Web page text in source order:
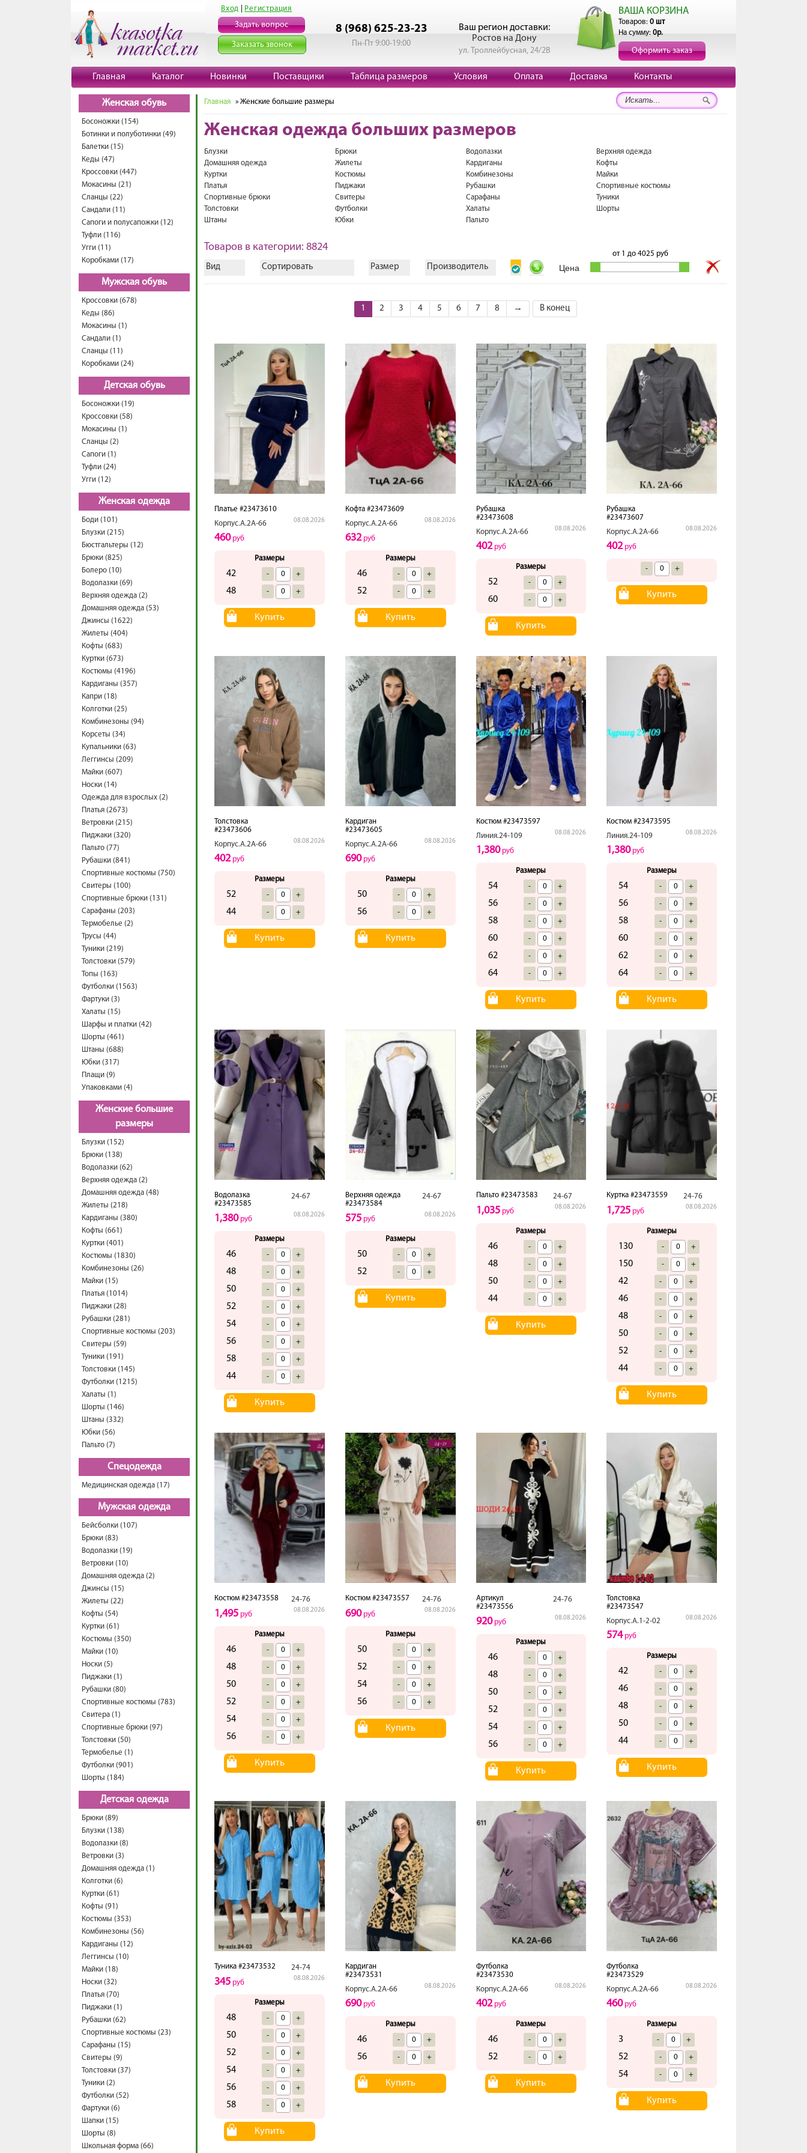
Вход Регистрация
Задать вопрос
Заказать звонок
8 (968) 625-23-23
Пн-Пт 9:00-19:00
Ваш регион доставки:
Ростов на Дону
ул. Троллейбусная, 24/2В
ВАША КОРЗИНА
Товаров: 0 шт
На сумму: 0р.
Оформить заказ
Главная Каталог Новинки Поставщики Таблица размеров Условия Оплата Доставка Контакты
Женская обувь
Босоножки (154)
Ботинки и полуботинки (49)
Балетки (15)
Кеды (47)
Кроссовки (447)
Мокасины (21)
Сланцы (22)
Сандали (11)
Сапоги и полусапожки (12)
Туфли (116)
Угги (11)
Коробками (17)
Мужская обувь
Кроссовки (678)
Кеды (86)
Мокасины (1)
Сандали (1)
Сланцы (11)
Коробками (24)
Детская обувь
Босоножки (19)
Кроссовки (58)
Мокасины (1)
Сланцы (2)
Сапоги (1)
Туфли (24)
Угги (12)
Женская одежда
Боди (101)
Блузки (215)
Бюстгальтеры (12)
Брюки (825)
Болеро (10)
Водолазки (69)
Верхняя одежда (2)
Домашняя одежда (53)
Джинсы (1622)
Жилеты (404)
Кофты (683)
Куртки (673)
Костюмы (4196)
Кардиганы (357)
Капри (18)
Колготки (25)
Комбинезоны (94)
Корсеты (34)
Купальники (63)
Леггинсы (209)
Майки (607)
Носки (14)
Одежда для взрослых (2)
Платья (2673)
Ветровки (215)
Пиджаки (320)
Пальто (77)
Рубашки (841)
Спортивные костюмы (750)
Свитеры (100)
Спортивные брюки (131)
Сарафаны (203)
Термобелье (2)
Трусы (44)
Туники (219)
Толстовки (579)
Топы (163)
Футболки (1563)
Фартуки (3)
Халаты (15)
Шарфы и платки (42)
Шорты (461)
Штаны (688)
Юбки (317)
Плащи (9)
Упаковками (4)
Женские большие
размеры
Блузки (152)
Брюки (138)
Водолазки (62)
Верхняя одежда (2)
Домашняя одежда (48)
Жилеты (218)
Кардиганы (380)
Кофты (661)
Куртки (401)
Костюмы (1830)
Комбинезоны (26)
Майки (15)
Платья (1014)
Пиджаки (28)
Рубашки (281)
Спортивные костюмы (203)
Свитеры (59)
Туники (191)
Толстовки (145)
Футболки (1215)
Халаты (1)
Шорты (146)
Штаны (332)
Юбки (56)
Пальто (7)
Спецодежда
Медицинская одежда (17)
Мужская одежда
Бейсболки (107)
Брюки (83)
Водолазки (19)
Ветровки (10)
Домашняя одежда (2)
Джинсы (15)
Жилеты (22)
Кофты (54)
Куртки (61)
Костюмы (350)
Майки (10)
Носки (5)
Пиджаки (1)
Рубашки (80)
Спортивные костюмы (783)
Свитера (1)
Спортивные брюки (97)
Толстовки (50)
Термобелье (1)
Футболки (901)
Шорты (184)
Детская одежда
Брюки (89)
Блузки (138)
Водолазки (8)
Ветровки (3)
Домашняя одежда (1)
Колготки (6)
Куртки (61)
Кофты (91)
Костюмы (353)
Комбинезоны (56)
Кардиганы (12)
Леггинсы (10)
Майки (18)
Носки (32)
Платья (70)
Пиджаки (1)
Рубашки (62)
Спортивные костюмы (23)
Сарафаны (15)
Свитеры (9)
Толстовки (37)
Туники (2)
Футболки (52)
Фартуки (6)
Шапки (15)
Шорты (8)
Школьная форма (66)
Главная » Женские большие размеры
Женская одежда больших размеров
Блузки Брюки Водолазки
Верхняя одежда
Домашняя одежда
Жилеты Кардиганы
Кофты
Куртки
Костюмы Комбинезоны
Майки
Платья
Пиджаки Рубашки
Спортивные костюмы
Спортивные брюки
Свитеры Cарафаны
Туники
Толстовки
Футболки Халаты
Шорты
Штаны
Юбки Пальто
Товаров в категории: 8824
Вид Сортировать Размер Производитель
от 1 до 4025 руб
1 2 3 4 5 6 7 8 → В конец
Платье #23473610
Корпус.А.2А-66
08.08.2026
460руб
Размеры
42 - +
48 - +
Купить
Кофта #23473609
Корпус.А.2А-66
08.08.2026
632руб
Размеры
46 - +
52 - +
Купить
Рубашка
#23473608
Корпус.А.2А-66
08.08.2026
402руб
Размеры
52 - +
60 - +
Купить
Рубашка
#23473607
Корпус.А.2А-66
08.08.2026
402руб
- +
Купить
Толстовка
#23473606
Корпус.А.2А-66
08.08.2026
402руб
Размеры
52 - +
44 - +
Купить
Кардиган
#23473605
Корпус.А.2А-66
08.08.2026
690руб
Размеры
50 - +
56 - +
Купить
Костюм #23473597
Линия.24-109
08.08.2026
1,380руб
Размеры
54 - +
56 - +
58 - +
60 - +
62 - +
64 - +
Купить
Костюм #23473595
Линия.24-109
08.08.2026
1,380руб
Размеры
54 - +
56 - +
58 - +
60 - +
62 - +
64 - +
Купить
Водолазка
#23473585
24-67
08.08.2026
1,380руб
Размеры
46 - +
48 - +
50 - +
52 - +
54 - +
56 - +
58 - +
44 - +
Купить
Верхняя одежда
#23473584
24-67
08.08.2026
575руб
Размеры
50 - +
52 - +
Купить
Пальто #23473583 24-67
08.08.2026
1,035руб
Размеры
46 - +
48 - +
50 - +
44 - +
Купить
Куртка #23473559 24-76
08.08.2026
1,725 руб
Размеры
130 - +
150 - +
42 - +
46 - +
48 - +
50 - +
52 - +
44 - +
Купить
Костюм #23473558 24-76
08.08.2026
1,495 руб
Размеры
46 - +
48 - +
50 - +
52 - +
54 - +
56 - +
Купить
Костюм #23473557 24-76
08.08.2026
690руб
Размеры
50 - +
52 - +
54 - +
56 - +
Купить
Артикул
#23473556
24-76
08.08.2026
920руб
Размеры
46 - +
48 - +
50 - +
52 - +
54 - +
56 - +
Купить
Толстовка
#23473547
Корпус.А.1-2-02
08.08.2026
574руб
Размеры
42 - +
46 - +
48 - +
50 - +
44 - +
Купить
Туника #23473532 24-74
08.08.2026
345 руб
Размеры
48 - +
50 - +
52 - +
54 - +
56 - +
58 - +
Купить
Кардиган
#23473531
Корпус.А.2А-66
08.08.2026
690руб
Размеры
46 - +
56 - +
Купить
Футболка
#23473530
Корпус.А.2А-66
08.08.2026
402руб
Размеры
46 - +
52 - +
Купить
Футболка
#23473529
Корпус.А.2А-66
08.08.2026
460руб
Размеры
3 - +
52 - +
54 - +
Купить